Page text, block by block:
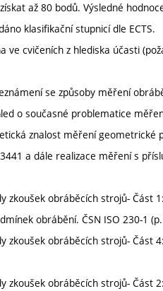
až 80 bodů. Výsledné
klasifikační stupnicí dle ECTS.
ve cvičeních z hlediska účasti
se způsoby měření
o současné problematice
znalost měření geometrické
a dále realizace měření s
zkoušek obráběcích strojů-
obrábění. ČSN ISO 230-1
zkoušek obráběcích strojů- Část
zkoušek obráběcích strojů- Část